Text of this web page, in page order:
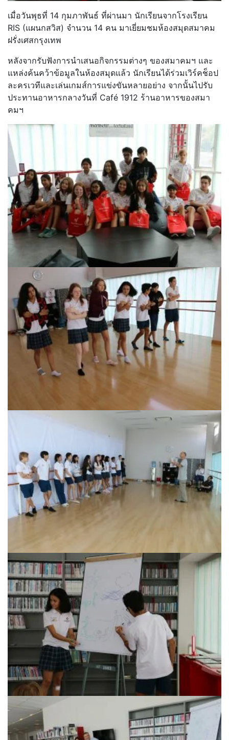
เมื่อวันพุธที่ 14 กุมภาพันธ์ ที่ผ่านมา นักเรียนจากโรงเรียน
RIS (แผนกสวิส) จำนวน 14 คน มาเยี่ยมชมห้องสมุดสมาคม
ฝรั่งเศสกรุงเทพ
หลังจากรับฟังการนำเสนอกิจกรรมต่างๆ ของสมาคมฯ และ
แหล่งค้นคว้าข้อมูลในห้องสมุดแล้ว นักเรียนได้ร่วมเวิร์คช็อป
ละครเวทีและเล่นเกมส์การแข่งขันหลายอย่าง จากนั้นไปรับ
ประทานอาหารกลางวันที่ Café 1912 ร้านอาหารของสมา
คมฯ